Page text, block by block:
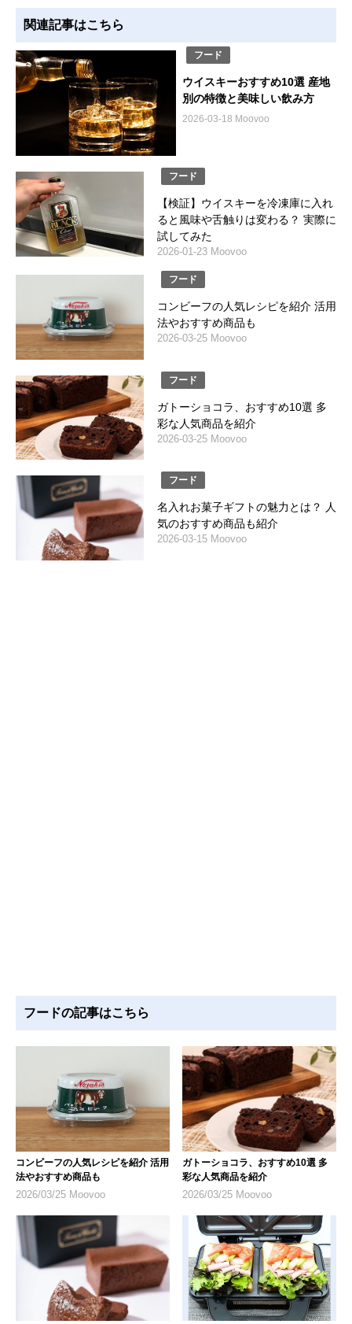
関連記事はこちら
フード
ウイスキーおすすめ10選 産地
別の特徴と美味しい飲み方
2026-03-18 Moovoo
フード
【検証】ウイスキーを冷凍庫に入れ
ると風味や舌触りは変わる？ 実際に
試してみた
2026-01-23 Moovoo
フード
コンビーフの人気レシピを紹介 活用
法やおすすめ商品も
2026-03-25 Moovoo
フード
ガトーショコラ、おすすめ10選 多
彩な人気商品を紹介
2026-03-25 Moovoo
フード
名入れお菓子ギフトの魅力とは？ 人
気のおすすめ商品も紹介
2026-03-15 Moovoo
フードの記事はこちら
コンビーフの人気レシピを紹介 活用
法やおすすめ商品も
2026/03/25 Moovoo
ガトーショコラ、おすすめ10選 多
彩な人気商品を紹介
2026/03/25 Moovoo